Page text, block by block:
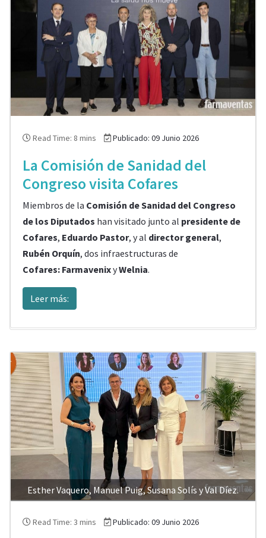
Read Time: 8 mins Publicado: 09 Junio 2026
La Comisión de Sanidad del
Congreso visita Cofares
Miembros de la Comisión de Sanidad del Congreso
de los Diputados han visitado junto al presidente de
Cofares, Eduardo Pastor, y al director general,
Rubén Orquín, dos infraestructuras de
Cofares: FarmavenixyWelnia.
Leer más:
Esther Vaquero, Manuel Puig, Susana Solís y Val Díez.
Read Time: 3 mins Publicado: 09 Junio 2026